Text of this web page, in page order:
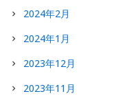
2024年2月
2024年1月
2023年12月
2023年11月